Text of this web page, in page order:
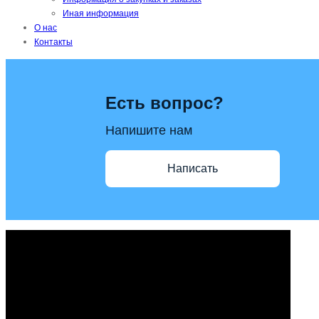
Иная информация
О нас
Контакты
Есть вопрос?
Напишите нам
Написать